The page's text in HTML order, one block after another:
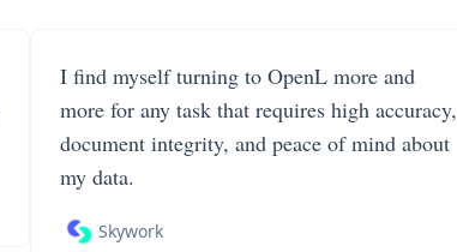
I find myself turning to OpenL more and
more for any task that requires high accuracy,
document integrity, and peace of mind about
my data.
Skywork